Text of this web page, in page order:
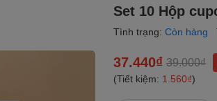
Set 10 Hộp
Tình trạng: Còn hàng
37.440₫ 39.000₫
(Tiết kiệm: 1.560₫)